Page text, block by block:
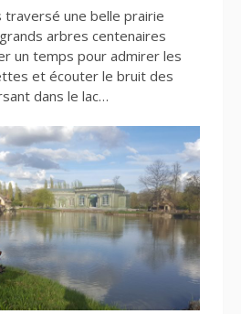
traversé une belle prairie
arbres centenaires
un temps pour admirer les
et écouter le bruit des
dans le lac…